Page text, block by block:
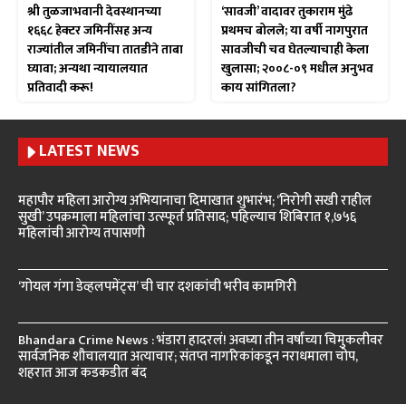
श्री तुळजाभवानी देवस्थानच्या
१६६८ हेक्टर जमिनींसह अन्य
राज्यांतील जमिनींचा तातडीने ताबा
घ्यावा; अन्यथा न्यायालयात
प्रतिवादी करू!
‘सावजी’ वादावर तुकाराम मुंढे
प्रथमच बोलले; या वर्षी नागपुरात
सावजीची चव घेतल्याचाही केला
खुलासा; २००८-०९ मधील अनुभव
काय सांगितला?
LATEST NEWS
महापौर महिला आरोग्य अभियानाचा दिमाखात शुभारंभ; ‘निरोगी सखी राहील
सुखी’ उपक्रमाला महिलांचा उत्स्फूर्त प्रतिसाद; पहिल्याच शिबिरात १,७५६
महिलांची आरोग्य तपासणी
‘गोयल गंगा डेव्हलपमेंट्स’ ची चार दशकांची भरीव कामगिरी
Bhandara Crime News : भंडारा हादरलं! अवघ्या तीन वर्षांच्या चिमुकलीवर
सार्वजनिक शौचालयात अत्याचार; संतप्त नागरिकांकडून नराधमाला चोप,
शहरात आज कडकडीत बंद